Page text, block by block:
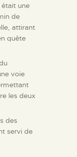
une
de
attirant
quête
voie
les deux
des
servi de